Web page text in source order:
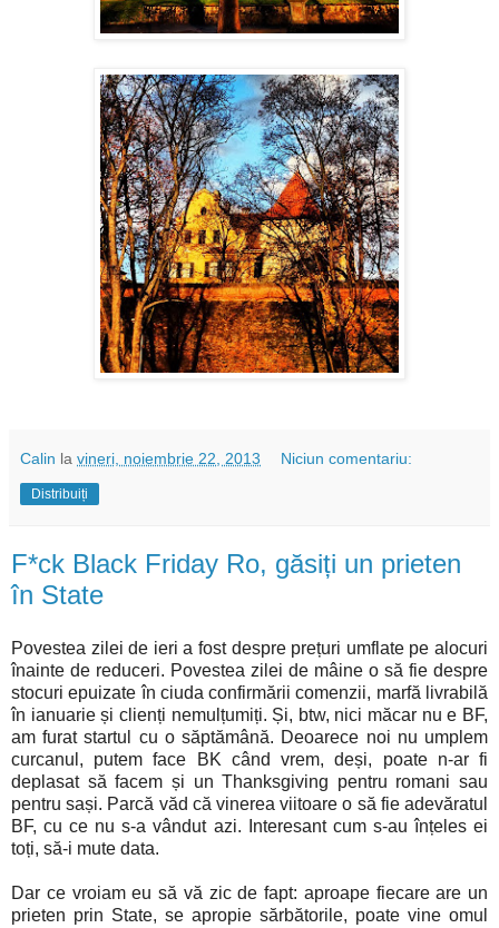
Calin la vineri, noiembrie 22, 2013 Niciun comentariu:
Distribuiți
F*ck Black Friday Ro, găsiți un prieten
în State
Povestea zilei de ieri a fost despre prețuri umflate pe alocuri
înainte de reduceri. Povestea zilei de mâine o să fie despre
stocuri epuizate în ciuda confirmării comenzii, marfă livrabilă
în ianuarie și clienți nemulțumiți. Și, btw, nici măcar nu e BF,
am furat startul cu o săptămână. Deoarece noi nu umplem
curcanul, putem face BK când vrem, deși, poate n-ar fi
deplasat să facem și un Thanksgiving pentru romani sau
pentru sași. Parcă văd că vinerea viitoare o să fie adevăratul
BF, cu ce nu s-a vândut azi. Interesant cum s-au înțeles ei
toți, să-i mute data.
Dar ce vroiam eu să vă zic de fapt: aproape fiecare are un
prieten prin State, se apropie sărbătorile, poate vine omul